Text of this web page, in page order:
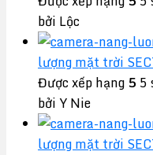
bởi Lộc
lượng mặt trời
Được xếp hạng5 5
bởi Y Nie
lượng mặt trời